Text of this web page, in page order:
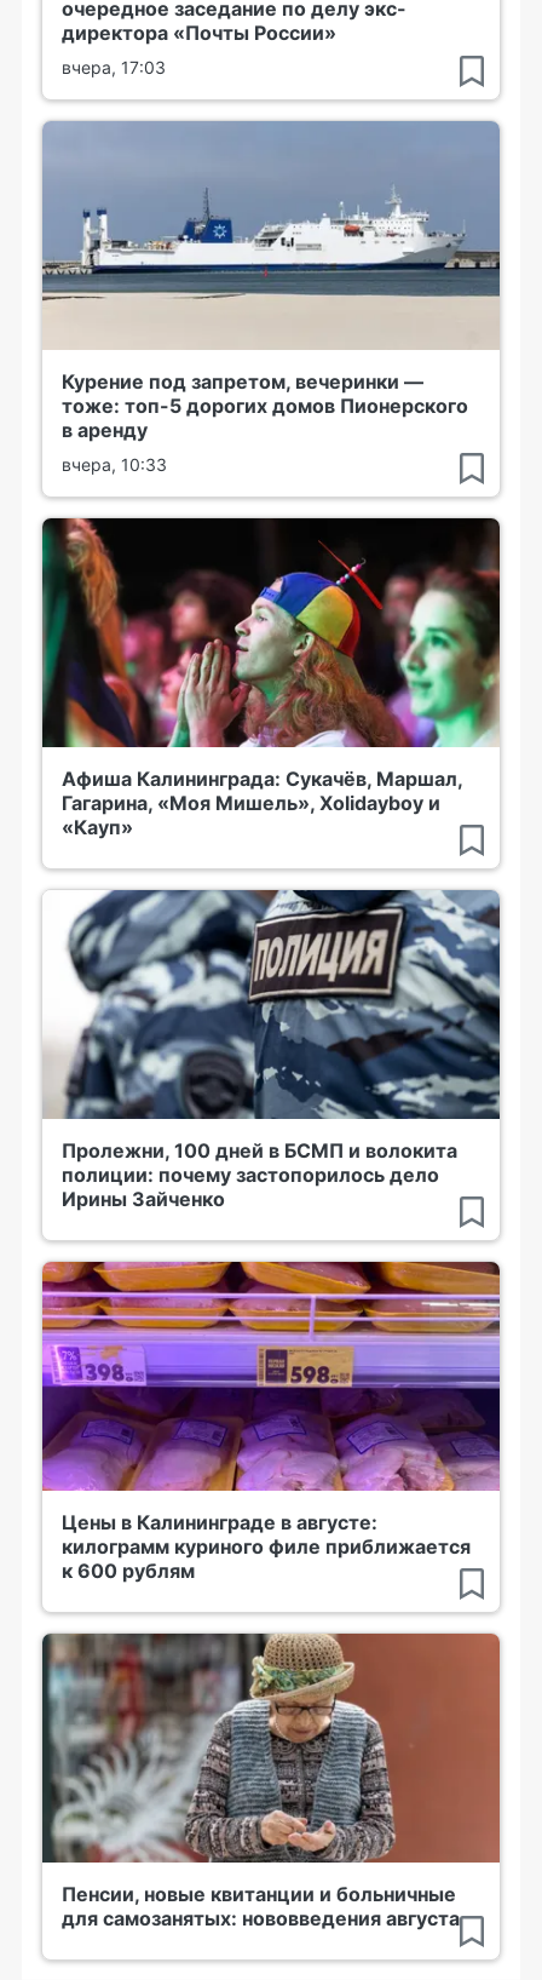
очередное заседание по делу экс-
директора «Почты России»
вчера, 17:03
Курение под запретом, вечеринки —
тоже: топ-5 дорогих домов Пионерского
в аренду
вчера, 10:33
Афиша Калининграда: Сукачёв, Маршал,
Гагарина, «Моя Мишель», Xolidayboy и
«Кауп»
Пролежни, 100 дней в БСМП и волокита
полиции: почему застопорилось дело
Ирины Зайченко
Цены в Калининграде в августе:
килограмм куриного филе приближается
к 600 рублям
Пенсии, новые квитанции и больничные
для самозанятых: нововведения августа